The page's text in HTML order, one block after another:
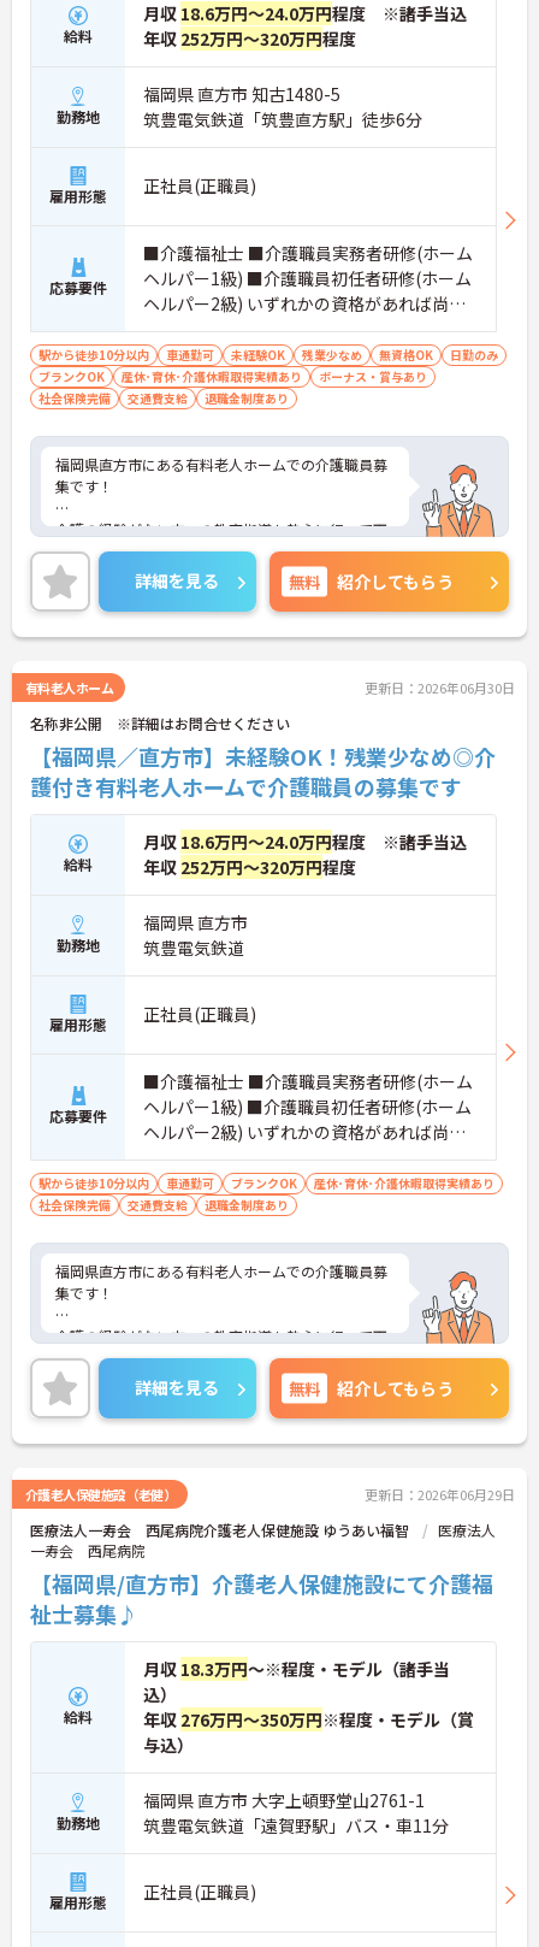
給料
月収 18.6万円～24.0万円程度 ※諸手当込
年収 252万円～320万円程度
勤務地
福岡県 直方市 知古1480-5
筑豊電気鉄道「筑豊直方駅」徒歩6分
雇用形態 正社員(正職員)
応募要件
■介護福祉士 ■介護職員実務者研修(ホーム
ヘルパー1級) ■介護職員初任者研修(ホーム
ヘルパー2級) いずれかの資格があれば尚可
※無資格の方もご相談ください
駅から徒歩10分以内 車通勤可 未経験OK 残業少なめ 無資格OK
日勤のみ
ブランクOK
産休･育休･介護休暇取得実績あり
ボーナス・賞与あり
社会保険完備
交通費支給 退職金制度あり
福岡県直方市にある有料老人ホームでの介護職員募
集です！
介護の経験がない方への教育指導も熱心に行って下
さる事業所ですので、ご経験のない方もチャレンジ
できる環境です。
残業は少なめなのでワークライフバランスを重視し
たい方や、車通勤可能なので、遠方にお住いの方も
ご興味がある方は是非一度マイナビまでお問合せ下
さい。更に詳細などお伝えします。
詳細を見る 無料 紹介してもらう
有料老人ホーム 更新日：2026年06月30日
名称非公開 ※詳細はお問合せください
【福岡県／直方市】未経験OK！残業少なめ◎介
護付き有料老人ホームで介護職員の募集です
給料
月収 18.6万円～24.0万円程度 ※諸手当込
年収 252万円～320万円程度
勤務地
福岡県 直方市
筑豊電気鉄道
雇用形態 正社員(正職員)
応募要件
■介護福祉士 ■介護職員実務者研修(ホーム
ヘルパー1級) ■介護職員初任者研修(ホーム
ヘルパー2級) いずれかの資格があれば尚可
※経験不問
駅から徒歩10分以内 車通勤可 ブランクOK
産休･育休･介護休暇取得実績あり
社会保険完備
交通費支給 退職金制度あり
福岡県直方市にある有料老人ホームでの介護職員募
集です！
介護の経験がない方への教育指導も熱心に行って下
さる事業所ですので、ご経験のない方もチャレンジ
できる環境です。
残業は少なめなのでワークライフバランスを重視し
たい方や、車通勤可能なので、遠方にお住いの方も
ご興味がある方は是非一度マイナビまでお問合せ下
さい。更に詳細などお伝えします。
詳細を見る 無料 紹介してもらう
介護老人保健施設（老健） 更新日：2026年06月29日
医療法人一寿会 西尾病院介護老人保健施設 ゆうあい福智
医療法人
一寿会 西尾病院
【福岡県/直方市】介護老人保健施設にて介護福
祉士募集♪
給料
月収 18.3万円～※程度・モデル（諸手当
込）
年収 276万円～350万円※程度・モデル（賞
与込）
勤務地
福岡県 直方市 大字上頓野堂山2761-1
筑豊電気鉄道「遠賀野駅」バス・車11分
雇用形態 正社員(正職員)